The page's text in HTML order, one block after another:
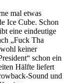
mal etwas
Ice Cube. Schon
eine eindeutige
„Fuck Tha
keiner
schon ein
Hälfte liefert
Sound und